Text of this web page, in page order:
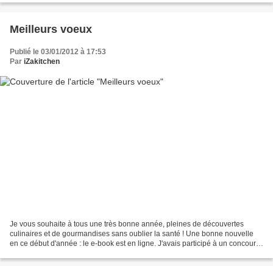
Meilleurs voeux
Publié le 03/01/2012 à 17:53
Par iZakitchen
Je vous souhaite à tous une très bonne année, pleines de découvertes
culinaires et de gourmandises sans oublier la santé ! Une bonne nouvelle
en ce début d'année : le e-book est en ligne. J'avais participé à un concours